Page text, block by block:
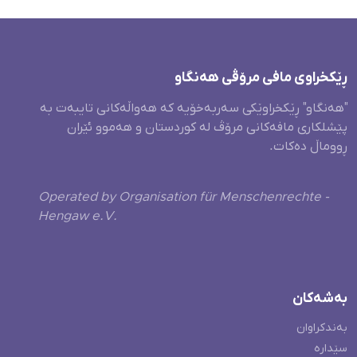
ڕێکخراوی مافی مرۆڤی هەنگاو
"هەنگاو" ڕێکخراوێکی سەربەخۆیە کە هەواڵەکانی تایبەت بە
پێشلکاری مافەکانی مرۆڤ لە کوردستان و هەموو ئێران
ڕووماڵ دەکات.
Operated by Organisation für Menschenrechte -
Hengaw e.V.
بەشەکان
بەندکراوان
سێدارە